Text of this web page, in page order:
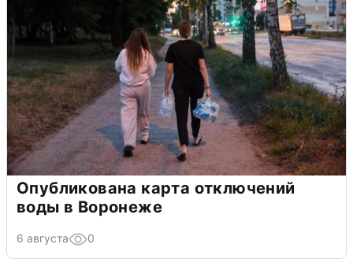
Опубликована карта отключений
воды в Воронеже
6 августа 0